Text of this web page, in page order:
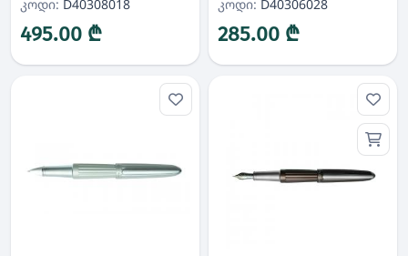
კოდი: D40308018
495.00 ₾
კოდი: D40306028
285.00 ₾